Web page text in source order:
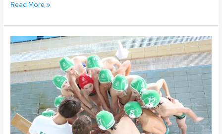
Read More »
Polo
Aquático:
Resultados
22
e
23
Janeiro